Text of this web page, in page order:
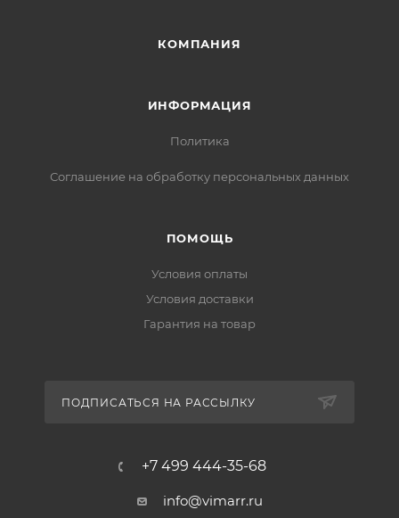
КОМПАНИЯ
ИНФОРМАЦИЯ
Политика
Соглашение на обработку персональных данных
ПОМОЩЬ
Условия оплаты
Условия доставки
Гарантия на товар
ПОДПИСАТЬСЯ НА РАССЫЛКУ
+7 499 444-35-68
info@vimarr.ru